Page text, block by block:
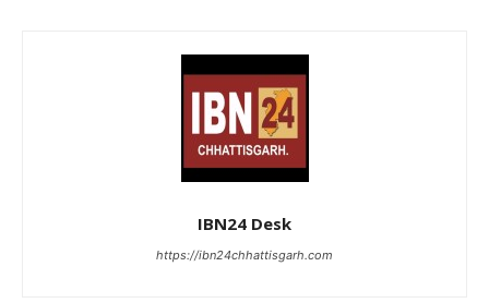
IBN24 Desk
https://ibn24chhattisgarh.com